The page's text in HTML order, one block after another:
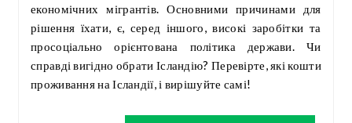
економічних мігрантів. Основними причинами для
рішення їхати, є, серед іншого, високі заробітки та
просоціально орієнтована політика держави. Чи
справді вигідно обрати Ісландію? Перевірте, які кошти
проживання на Ісландії, і вирішуйте самі!